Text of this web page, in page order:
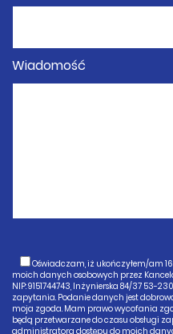
Wiadomość
Oświadczam, iż ukończyłem/am
moich danych osobowych przez
NIP: 9151744743, Inżynierska 84/37 53-
zapytania. Podanie danych jest
moja zgoda. Mam prawo wycofania
będą przetwarzane do czasu obsługi
administratora dostępu do moich